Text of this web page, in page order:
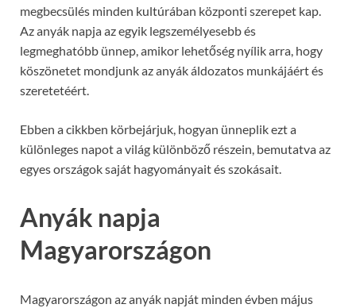
megbecsülés minden kultúrában központi szerepet kap.
Az anyák napja az egyik legszemélyesebb és
legmeghatóbb ünnep, amikor lehetőség nyílik arra, hogy
köszönetet mondjunk az anyák áldozatos munkájáért és
szeretetéért.
Ebben a cikkben körbejárjuk, hogyan ünneplik ezt a
különleges napot a világ különböző részein, bemutatva az
egyes országok saját hagyományait és szokásait.
Anyák napja
Magyarországon
Magyarországon az anyák napját minden évben május